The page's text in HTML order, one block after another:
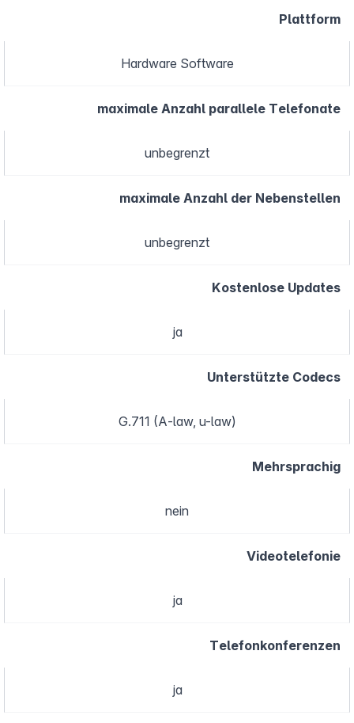
Plattform
Hardware Software
maximale Anzahl parallele Telefonate
unbegrenzt
maximale Anzahl der Nebenstellen
unbegrenzt
Kostenlose Updates
ja
Unterstützte Codecs
G.711 (A-law, u-law)
Mehrsprachig
nein
Videotelefonie
ja
Telefonkonferenzen
ja